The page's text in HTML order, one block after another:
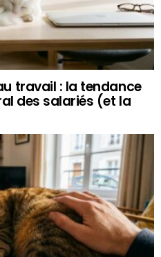
travail : la tendance
des salariés (et la